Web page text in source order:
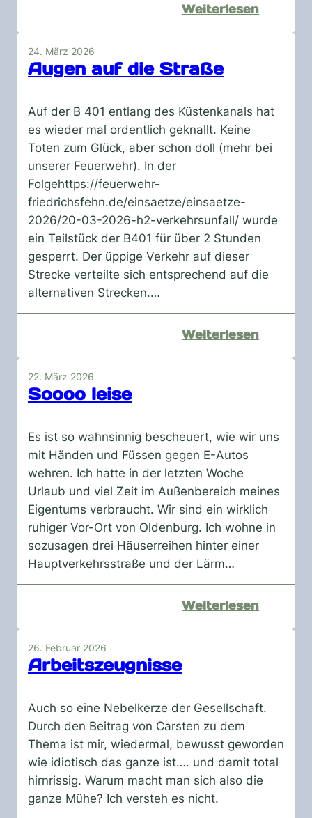
Weiterlesen:
24. März 2026
Augen auf die Straße
Auf der B 401 entlang des Küstenkanals hat
es wieder mal ordentlich geknallt. Keine
Toten zum Glück, aber schon doll (mehr bei
unserer Feuerwehr). In der
Folgehttps://feuerwehr-
friedrichsfehn.de/einsaetze/einsaetze-
2026/20-03-2026-h2-verkehrsunfall/ wurde
ein Teilstück der B401 für über 2 Stunden
gesperrt. Der üppige Verkehr auf dieser
Strecke verteilte sich entsprechend auf die
alternativen Strecken.…
Weiterlesen:
Augen
22. März 2026
Soooo leise
Es ist so wahnsinnig bescheuert, wie wir uns
mit Händen und Füssen gegen E-Autos
wehren. Ich hatte in der letzten Woche
Urlaub und viel Zeit im Außenbereich meines
Eigentums verbraucht. Wir sind ein wirklich
ruhiger Vor-Ort von Oldenburg. Ich wohne in
sozusagen drei Häuserreihen hinter einer
Hauptverkehrsstraße und der Lärm…
Weiterlesen:
Soooo
26. Februar 2026
Arbeitszeugnisse
Auch so eine Nebelkerze der Gesellschaft.
Durch den Beitrag von Carsten zu dem
Thema ist mir, wiedermal, bewusst geworden
wie idiotisch das ganze ist…. und damit total
hirnrissig. Warum macht man sich also die
ganze Mühe? Ich versteh es nicht.